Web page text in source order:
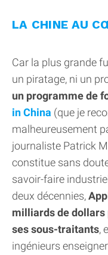
LA CHINE AU
Car la plus grande
un piratage, ni un
un programme de
in China (que je
malheureusement
journaliste Patrick
constitue sans
savoir-faire
deux décennies,
milliards de dollars
ses sous-traitants,
ingénieurs